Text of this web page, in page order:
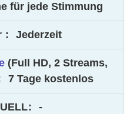
für jede Stimmung
: Jederzeit
(Full HD, 2 Streams,
7 Tage kostenlos
: -